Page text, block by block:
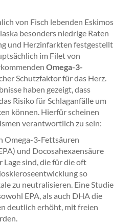
von Fisch lebenden Eskimos
besonders niedrige Raten
und Herzinfarkten festgestellt
im Filet von
Omega-3-
Schutzfaktor für das Herz.
haben gezeigt, dass
Risiko für Schlaganfälle um
können. Hierfür scheinen
verantwortlich zu sein:
Omega-3-Fettsäuren
und Docosahexaensäure
sind, die für die oft
so
zu neutralisieren. Eine Studie
EPA, als auch DHA die
deutlich erhöht, mit freien